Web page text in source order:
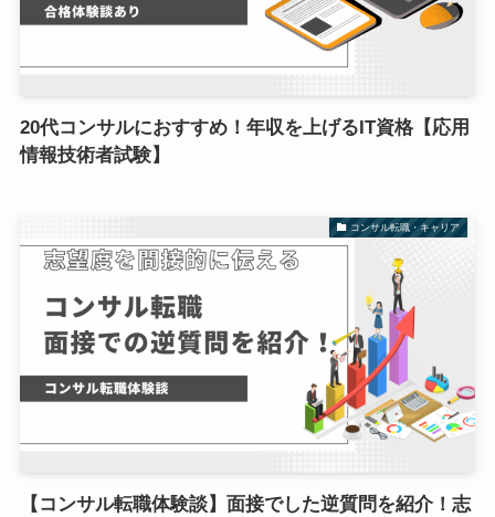
20代コンサルにおすすめ！年収を上げるIT資格【応用
情報技術者試験】
コンサル転職・キャリア
【コンサル転職体験談】面接でした逆質問を紹介！志